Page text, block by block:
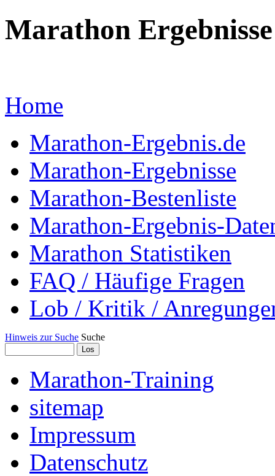
Marathon Ergebnisse
Home
Marathon-Ergebnis.de
Marathon-Ergebnisse
Marathon-Bestenliste
Marathon-Ergebnis-
Marathon Statistiken
FAQ / Häufige Fragen
Lob / Kritik /
Hinweis zur Suche Suche
Marathon-Training
sitemap
Impressum
Datenschutz